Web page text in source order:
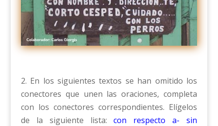
2. En los siguientes textos se han omitido los
conectores que unen las oraciones, completa
con los conectores correspondientes. Elígelos
de la siguiente lista:con respecto a- sin